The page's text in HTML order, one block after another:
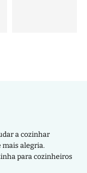
a cozinhar
mais alegria.
para cozinheiros